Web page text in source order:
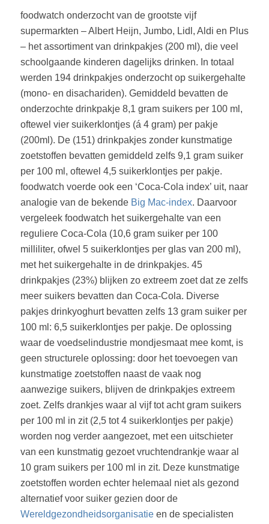
foodwatch onderzocht van de grootste vijf
supermarkten – Albert Heijn, Jumbo, Lidl, Aldi en Plus
– het assortiment van drinkpakjes (200 ml), die veel
schoolgaande kinderen dagelijks drinken. In totaal
werden 194 drinkpakjes onderzocht op suikergehalte
(mono- en disachariden). Gemiddeld bevatten de
onderzochte drinkpakje 8,1 gram suikers per 100 ml,
oftewel vier suikerklontjes (á 4 gram) per pakje
(200ml). De (151) drinkpakjes zonder kunstmatige
zoetstoffen bevatten gemiddeld zelfs 9,1 gram suiker
per 100 ml, oftewel 4,5 suikerklontjes per pakje.
foodwatch voerde ook een ‘Coca-Cola index’ uit, naar
analogie van de bekende Big Mac-index. Daarvoor
vergeleek foodwatch het suikergehalte van een
reguliere Coca-Cola (10,6 gram suiker per 100
milliliter, ofwel 5 suikerklontjes per glas van 200 ml),
met het suikergehalte in de drinkpakjes. 45
drinkpakjes (23%) blijken zo extreem zoet dat ze zelfs
meer suikers bevatten dan Coca-Cola. Diverse
pakjes drinkyoghurt bevatten zelfs 13 gram suiker per
100 ml: 6,5 suikerklontjes per pakje. De oplossing
waar de voedselindustrie mondjesmaat mee komt, is
geen structurele oplossing: door het toevoegen van
kunstmatige zoetstoffen naast de vaak nog
aanwezige suikers, blijven de drinkpakjes extreem
zoet. Zelfs drankjes waar al vijf tot acht gram suikers
per 100 ml in zit (2,5 tot 4 suikerklontjes per pakje)
worden nog verder aangezoet, met een uitschieter
van een kunstmatig gezoet vruchtendrankje waar al
10 gram suikers per 100 ml in zit. Deze kunstmatige
zoetstoffen worden echter helemaal niet als gezond
alternatief voor suiker gezien door de
Wereldgezondheidsorganisatieen de specialisten